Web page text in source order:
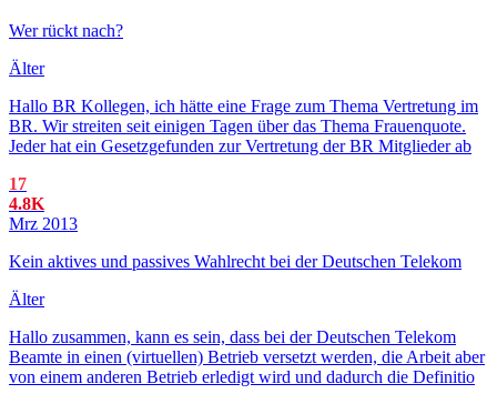
Wer rückt nach?
Älter
Hallo BR Kollegen, ich hätte eine Frage zum Thema Vertretung im
BR. Wir streiten seit einigen Tagen über das Thema Frauenquote.
Jeder hat ein Gesetzgefunden zur Vertretung der BR Mitglieder ab
17
4.8K
Mrz 2013
Kein aktives und passives Wahlrecht bei der Deutschen Telekom
Älter
Hallo zusammen, kann es sein, dass bei der Deutschen Telekom
Beamte in einen (virtuellen) Betrieb versetzt werden, die Arbeit aber
von einem anderen Betrieb erledigt wird und dadurch die Definitio